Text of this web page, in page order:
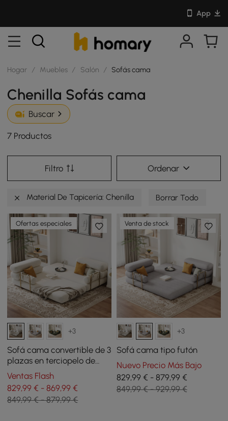
App
Hogar / Muebles / Salón / Sofás cama
Chenilla Sofás cama
Buscar
7 Productos
Filtro Ordenar
Material De Tapicería: Chenilla Borrar Todo
Ofertas especiales
+3
Sofá cama convertible de 3
plazas en terciopelo de
206 cm - blanco
Ventas Flash
829,99 € - 869,99 €
849,99 € - 879,99 €
Venta de stock
+3
Sofá cama tipo futón
Nuevo Precio Más Bajo
829,99 € - 879,99 €
849,99 € - 929,99 €